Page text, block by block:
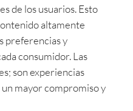
de los usuarios. Esto
altamente
preferencias y
consumidor. Las
son experiencias
mayor compromiso y